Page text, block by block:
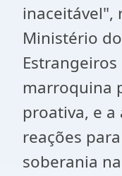
inaceitável",
Ministério
marroquina
proativa, e
reações
soberania